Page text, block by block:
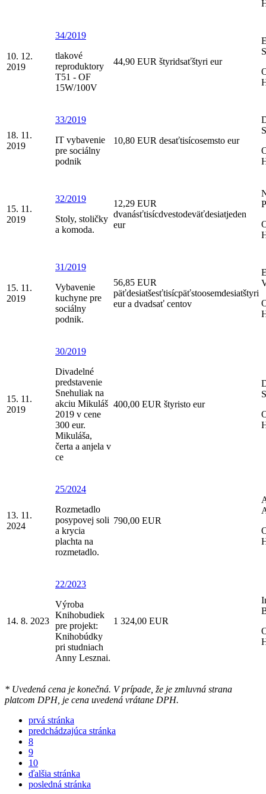
10. 12.
2019
34/2019
tlakové
reproduktory
T51 - OF
15W/100V
44,90 EUR štyridsaťštyri eur
18. 11.
2019
33/2019
IT vybavenie
pre sociálny
podnik
10,80 EUR desaťtisícosemsto eur
15. 11.
2019
32/2019
Stoly, stoličky
a komoda.
12,29 EUR
dvanásťtisícdvestodeväťdesiatjeden
eur
15. 11.
2019
31/2019
Vybavenie
kuchyne pre
sociálny
podnik.
56,85 EUR
päťdesiatšesťtisícpäťstoosemdesiatštyri
eur a dvadsať centov
15. 11.
2019
30/2019
Divadelné
predstavenie
Snehuliak na
akciu Mikuláš
2019 v cene
300 eur.
Mikuláša,
čerta a anjela v
ce
400,00 EUR štyristo eur
13. 11.
2024
25/2024
Rozmetadlo
posypovej soli
a krycia
plachta na
rozmetadlo.
790,00 EUR
14. 8. 2023
22/2023
Výroba
Knihobudiek
pre projekt:
Knihobúdky
pri studniach
Anny Lesznai.
1 324,00 EUR
* Uvedená cena je konečná. V prípade, že je zmluvná strana
platcom DPH, je cena uvedená vrátane DPH.
prvá stránka
predchádzajúca stránka
8
9
10
ďalšia stránka
posledná stránka